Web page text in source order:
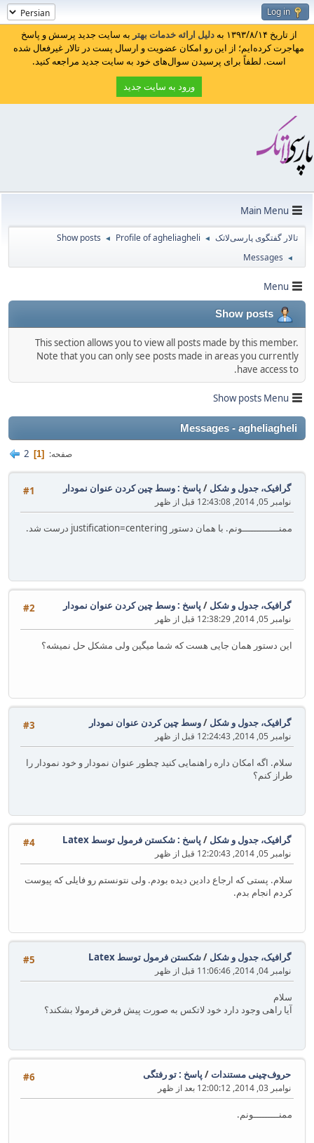
Log in
از تاریخ ۱۳۹۳/۸/۱۴ به دلیل ارائه خدمات بهتر به سایت جدید پرسش و پاسخ
مهاجرت کرده‌ایم؛ از این رو امکان عضویت و ارسال پست در تالار غیرفعال شده
است. لطفاً برای پرسیدن سوال‌های خود به سایت جدید مراجعه کنید.
ورود به سایت جدید
Main Menu
تالار گفتگوی پارسی‌لاتک ◄
Profile of agheliagheli
◄
Show posts
◄
Messages
Menu
Show posts
This section allows you to view all posts made by this member.
Note that you can only see posts made in areas you currently
have access to.
Show posts Menu
Messages - agheliagheli
صفحه 1
2
#1 گرافیک، جدول و شکل / پاسخ : وسط چین کردن عنوان نمودار
نوامبر 05, 2014, 12:43:08 قبل از ظهر
ممنـــــــــــــونم. با همان دستور justification=centering درست شد.
#2 گرافیک، جدول و شکل / پاسخ : وسط چین کردن عنوان نمودار
نوامبر 05, 2014, 12:38:29 قبل از ظهر
این دستور همان جایی هست که شما میگین ولی مشکل حل نمیشه؟
#3 گرافیک، جدول و شکل /وسط چین کردن عنوان نمودار
نوامبر 05, 2014, 12:24:43 قبل از ظهر
سلام. اگه امکان داره راهنمایی کنید چطور عنوان نمودار و خود نمودار را
طراز کنم؟
#4 گرافیک، جدول و شکل / پاسخ : شکستن فرمول توسط Latex
نوامبر 05, 2014, 12:20:43 قبل از ظهر
سلام. پستی که ارجاع دادین دیده بودم. ولی نتونستم رو فایلی که پیوست
کردم انجام بدم.
#5 گرافیک، جدول و شکل /شکستن فرمول توسط Latex
نوامبر 04, 2014, 11:06:46 قبل از ظهر
سلام
آیا راهی وجود دارد خود لاتکس به صورت پیش فرض فرمولا بشکند؟
#6 حروف‌چینی مستندات/ پاسخ : تو رفتگی
نوامبر 03, 2014, 12:00:12 بعد از ظهر
ممنـــــــــونم.